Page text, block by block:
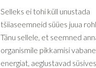
Selleks ei tohi küll unustada
tšiiaseemneid süües juua
Tänu sellele, et seemned
organismile pikkamisi
energiat, aeglustavad